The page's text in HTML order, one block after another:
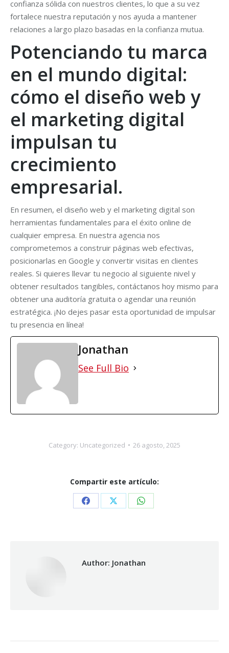
confianza sólida con nuestros clientes, lo que a su vez
fortalece nuestra reputación y nos ayuda a mantener
relaciones a largo plazo basadas en la confianza mutua.
Potenciando tu marca
en el mundo digital:
cómo el diseño web y
el marketing digital
impulsan tu
crecimiento
empresarial.
En resumen, el diseño web y el marketing digital son
herramientas fundamentales para el éxito online de
cualquier empresa. En nuestra agencia nos
comprometemos a construir páginas web efectivas,
posicionarlas en Google y convertir visitas en clientes
reales. Si quieres llevar tu negocio al siguiente nivel y
obtener resultados tangibles, contáctanos hoy mismo para
obtener una auditoría gratuita o agendar una reunión
estratégica. ¡No dejes pasar esta oportunidad de impulsar
tu presencia en línea!
Jonathan
See Full Bio
Category: Uncategorized 26 agosto, 2025
Compartir este artículo:
Share Share Share
Author: Jonathan